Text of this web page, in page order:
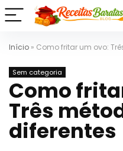
Início » Como fritar um ovo:
Sem categoria
Como
Três
diferentes